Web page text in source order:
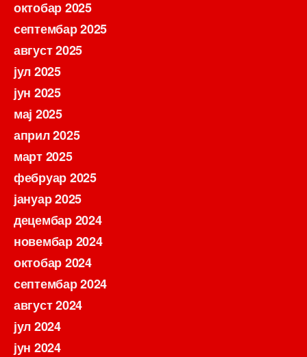
октобар 2025
септембар 2025
август 2025
јул 2025
јун 2025
мај 2025
април 2025
март 2025
фебруар 2025
јануар 2025
децембар 2024
новембар 2024
октобар 2024
септембар 2024
август 2024
јул 2024
јун 2024